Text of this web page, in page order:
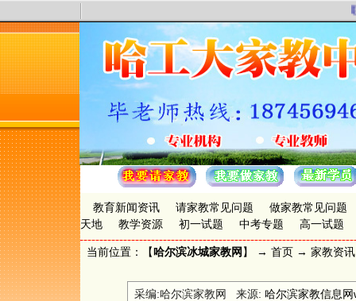
教育新闻资讯 请家教常见问题
做家教常见问题
天地
教学资源 初一试题 中考专题 高一试题
当前位置：【哈尔滨冰城家教网 】 → 首页 → 家教资讯
采编:哈尔滨家教网 来源: 哈尔滨家教信息